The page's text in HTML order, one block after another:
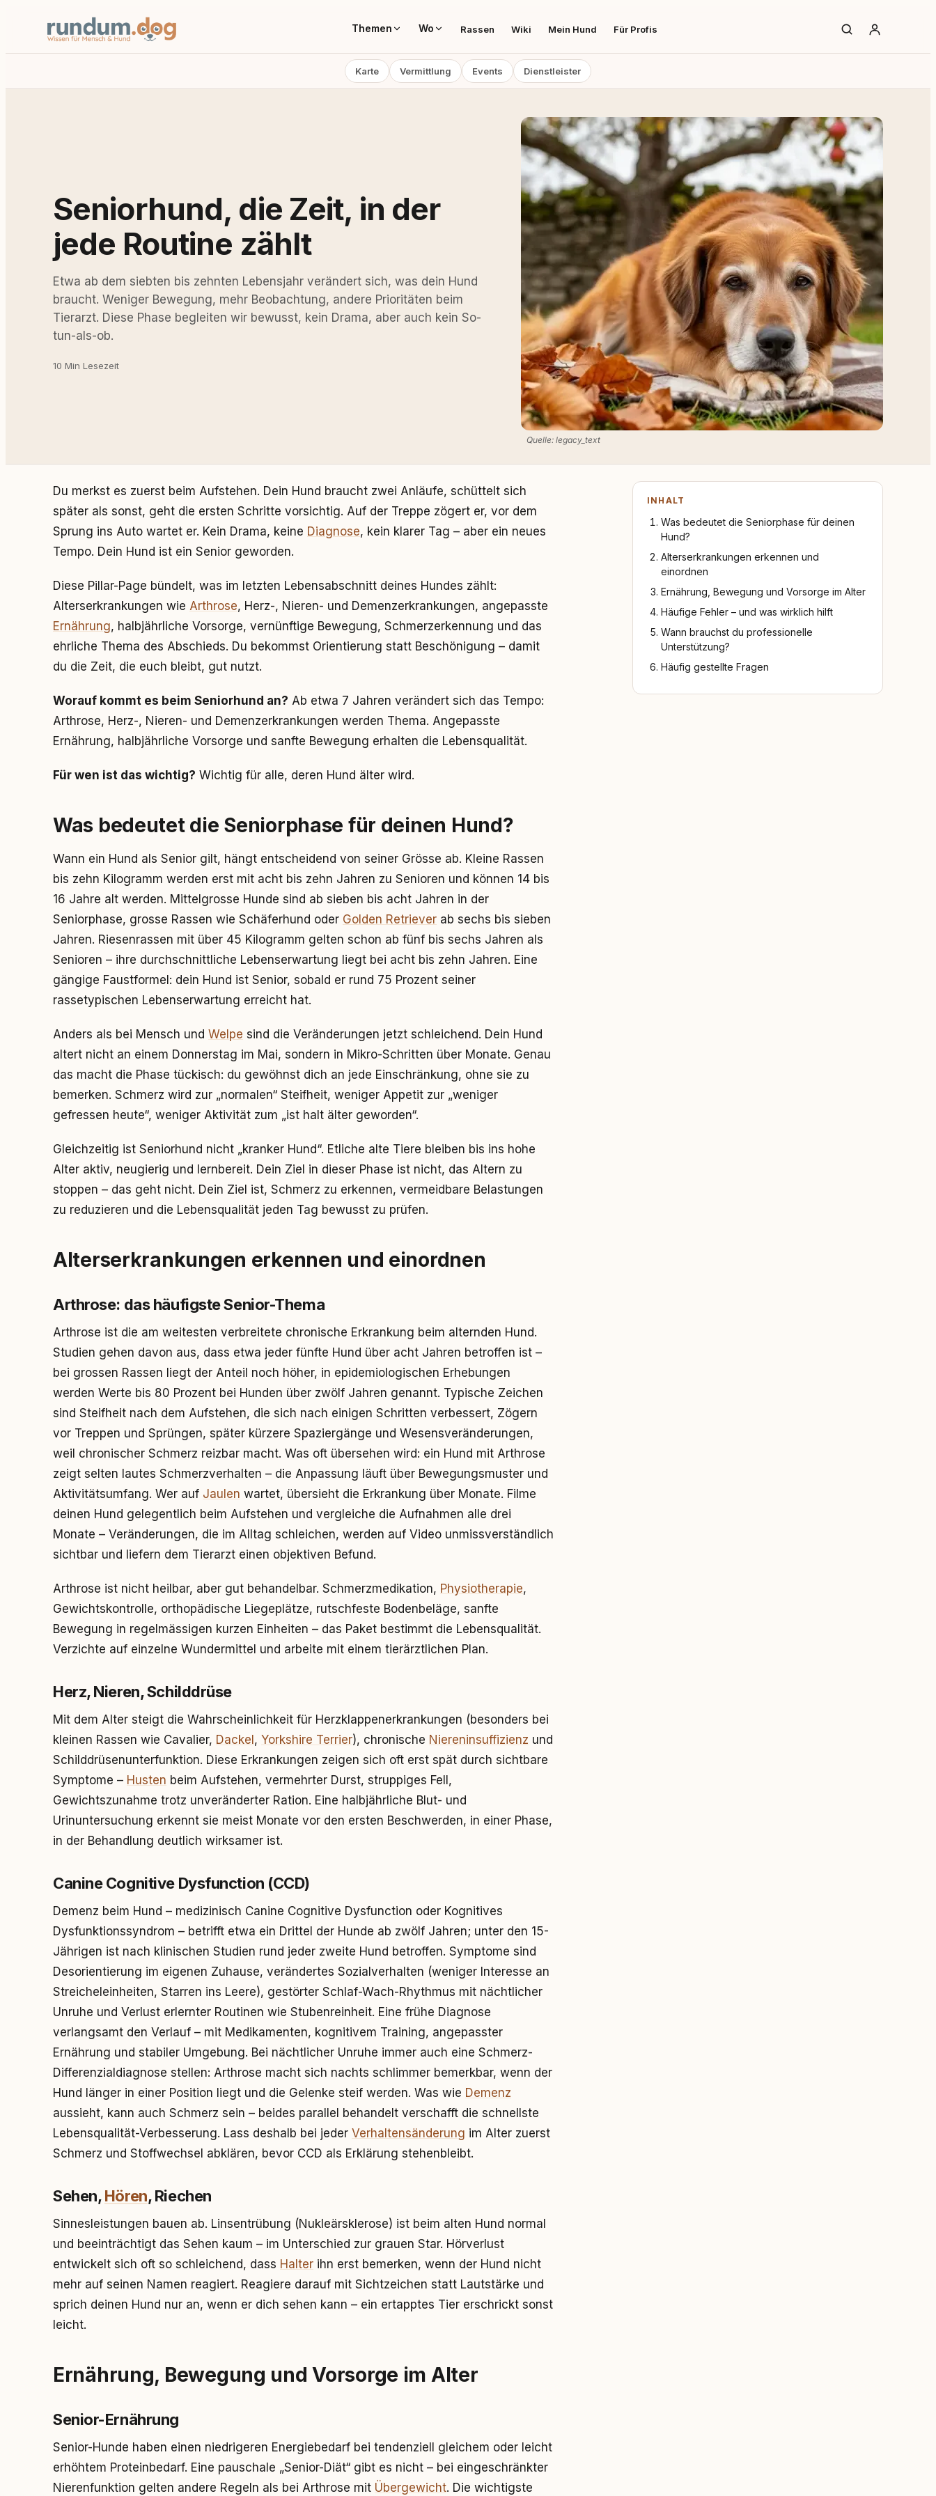
Themen Wo Rassen Wiki Mein Hund Für Profis
Karte Vermittlung Events Dienstleister
Seniorhund, die Zeit, in der
jede Routine zählt
Etwa ab dem siebten bis zehnten Lebensjahr verändert sich, was dein Hund
braucht. Weniger Bewegung, mehr Beobachtung, andere Prioritäten beim
Tierarzt. Diese Phase begleiten wir bewusst, kein Drama, aber auch kein So-
tun-als-ob.
10 Min Lesezeit
Quelle: legacy_text
Du merkst es zuerst beim Aufstehen. Dein Hund braucht zwei Anläufe, schüttelt sich
später als sonst, geht die ersten Schritte vorsichtig. Auf der Treppe zögert er, vor dem
Sprung ins Auto wartet er. Kein Drama, keine Diagnose, kein klarer Tag – aber ein neues
Tempo. Dein Hund ist ein Senior geworden.
Diese Pillar-Page bündelt, was im letzten Lebensabschnitt deines Hundes zählt:
Alterserkrankungen wie Arthrose, Herz-, Nieren- und Demenzerkrankungen, angepasste
Ernährung, halbjährliche Vorsorge, vernünftige Bewegung, Schmerzerkennung und das
ehrliche Thema des Abschieds. Du bekommst Orientierung statt Beschönigung – damit
du die Zeit, die euch bleibt, gut nutzt.
Worauf kommt es beim Seniorhund an? Ab etwa 7 Jahren verändert sich das Tempo:
Arthrose, Herz-, Nieren- und Demenzerkrankungen werden Thema. Angepasste
Ernährung, halbjährliche Vorsorge und sanfte Bewegung erhalten die Lebensqualität.
Für wen ist das wichtig? Wichtig für alle, deren Hund älter wird.
Was bedeutet die Seniorphase für deinen Hund?
Wann ein Hund als Senior gilt, hängt entscheidend von seiner Grösse ab. Kleine Rassen
bis zehn Kilogramm werden erst mit acht bis zehn Jahren zu Senioren und können 14 bis
16 Jahre alt werden. Mittelgrosse Hunde sind ab sieben bis acht Jahren in der
Seniorphase, grosse Rassen wie Schäferhund oder Golden Retriever ab sechs bis sieben
Jahren. Riesenrassen mit über 45 Kilogramm gelten schon ab fünf bis sechs Jahren als
Senioren – ihre durchschnittliche Lebenserwartung liegt bei acht bis zehn Jahren. Eine
gängige Faustformel: dein Hund ist Senior, sobald er rund 75 Prozent seiner
rassetypischen Lebenserwartung erreicht hat.
Anders als bei Mensch und Welpe sind die Veränderungen jetzt schleichend. Dein Hund
altert nicht an einem Donnerstag im Mai, sondern in Mikro-Schritten über Monate. Genau
das macht die Phase tückisch: du gewöhnst dich an jede Einschränkung, ohne sie zu
bemerken. Schmerz wird zur „normalen“ Steifheit, weniger Appetit zur „weniger
gefressen heute“, weniger Aktivität zum „ist halt älter geworden“.
Gleichzeitig ist Seniorhund nicht „kranker Hund“. Etliche alte Tiere bleiben bis ins hohe
Alter aktiv, neugierig und lernbereit. Dein Ziel in dieser Phase ist nicht, das Altern zu
stoppen – das geht nicht. Dein Ziel ist, Schmerz zu erkennen, vermeidbare Belastungen
zu reduzieren und die Lebensqualität jeden Tag bewusst zu prüfen.
Alterserkrankungen erkennen und einordnen
Arthrose: das häufigste Senior-Thema
Arthrose ist die am weitesten verbreitete chronische Erkrankung beim alternden Hund.
Studien gehen davon aus, dass etwa jeder fünfte Hund über acht Jahren betroffen ist –
bei grossen Rassen liegt der Anteil noch höher, in epidemiologischen Erhebungen
werden Werte bis 80 Prozent bei Hunden über zwölf Jahren genannt. Typische Zeichen
sind Steifheit nach dem Aufstehen, die sich nach einigen Schritten verbessert, Zögern
vor Treppen und Sprüngen, später kürzere Spaziergänge und Wesensveränderungen,
weil chronischer Schmerz reizbar macht. Was oft übersehen wird: ein Hund mit Arthrose
zeigt selten lautes Schmerzverhalten – die Anpassung läuft über Bewegungsmuster und
Aktivitätsumfang. Wer auf Jaulen wartet, übersieht die Erkrankung über Monate. Filme
deinen Hund gelegentlich beim Aufstehen und vergleiche die Aufnahmen alle drei
Monate – Veränderungen, die im Alltag schleichen, werden auf Video unmissverständlich
sichtbar und liefern dem Tierarzt einen objektiven Befund.
Arthrose ist nicht heilbar, aber gut behandelbar. Schmerzmedikation, Physiotherapie,
Gewichtskontrolle, orthopädische Liegeplätze, rutschfeste Bodenbeläge, sanfte
Bewegung in regelmässigen kurzen Einheiten – das Paket bestimmt die Lebensqualität.
Verzichte auf einzelne Wundermittel und arbeite mit einem tierärztlichen Plan.
Herz, Nieren, Schilddrüse
Mit dem Alter steigt die Wahrscheinlichkeit für Herzklappenerkrankungen (besonders bei
kleinen Rassen wie Cavalier, Dackel , Yorkshire Terrier), chronische Niereninsuffizienz und
Schilddrüsenunterfunktion. Diese Erkrankungen zeigen sich oft erst spät durch sichtbare
Symptome – Husten beim Aufstehen, vermehrter Durst, struppiges Fell,
Gewichtszunahme trotz unveränderter Ration. Eine halbjährliche Blut- und
Urinuntersuchung erkennt sie meist Monate vor den ersten Beschwerden, in einer Phase,
in der Behandlung deutlich wirksamer ist.
Canine Cognitive Dysfunction (CCD)
Demenz beim Hund – medizinisch Canine Cognitive Dysfunction oder Kognitives
Dysfunktionssyndrom – betrifft etwa ein Drittel der Hunde ab zwölf Jahren; unter den 15-
Jährigen ist nach klinischen Studien rund jeder zweite Hund betroffen. Symptome sind
Desorientierung im eigenen Zuhause, verändertes Sozialverhalten (weniger Interesse an
Streicheleinheiten, Starren ins Leere), gestörter Schlaf-Wach-Rhythmus mit nächtlicher
Unruhe und Verlust erlernter Routinen wie Stubenreinheit. Eine frühe Diagnose
verlangsamt den Verlauf – mit Medikamenten, kognitivem Training, angepasster
Ernährung und stabiler Umgebung. Bei nächtlicher Unruhe immer auch eine Schmerz-
Differenzialdiagnose stellen: Arthrose macht sich nachts schlimmer bemerkbar, wenn der
Hund länger in einer Position liegt und die Gelenke steif werden. Was wie Demenz
aussieht, kann auch Schmerz sein – beides parallel behandelt verschafft die schnellste
Lebensqualität-Verbesserung. Lass deshalb bei jeder Verhaltensänderung im Alter zuerst
Schmerz und Stoffwechsel abklären, bevor CCD als Erklärung stehenbleibt.
Sehen,Hören, Riechen
Sinnesleistungen bauen ab. Linsentrübung (Nukleärsklerose) ist beim alten Hund normal
und beeinträchtigt das Sehen kaum – im Unterschied zur grauen Star. Hörverlust
entwickelt sich oft so schleichend, dass Halter ihn erst bemerken, wenn der Hund nicht
mehr auf seinen Namen reagiert. Reagiere darauf mit Sichtzeichen statt Lautstärke und
sprich deinen Hund nur an, wenn er dich sehen kann – ein ertapptes Tier erschrickt sonst
leicht.
Ernährung, Bewegung und Vorsorge im Alter
Senior-Ernährung
Senior-Hunde haben einen niedrigeren Energiebedarf bei tendenziell gleichem oder leicht
erhöhtem Proteinbedarf. Eine pauschale „Senior-Diät“ gibt es nicht – bei eingeschränkter
Nierenfunktion gelten andere Regeln als bei Arthrose mit Übergewicht. Die wichtigste
INHALT
Was bedeutet die Seniorphase für deinen
Hund?
Alterserkrankungen erkennen und
einordnen
Ernährung, Bewegung und Vorsorge im Alter
Häufige Fehler – und was wirklich hilft
Wann brauchst du professionelle
Unterstützung?
Häufig gestellte Fragen